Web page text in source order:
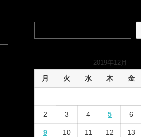
2019年12月
月 火 水 木 金
2 3 4 5 6
9 10 11 12 13